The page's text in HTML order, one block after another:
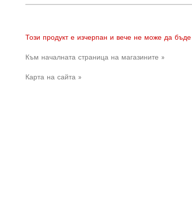
Този продукт е изчерпан и вече не може да
Към началната страница на магазините »
Карта на сайта »